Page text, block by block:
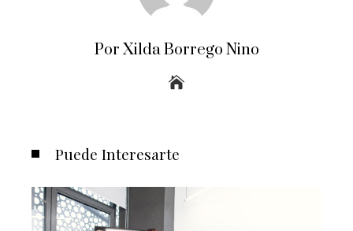
Por Xilda Borrego Nino
Puede Interesarte